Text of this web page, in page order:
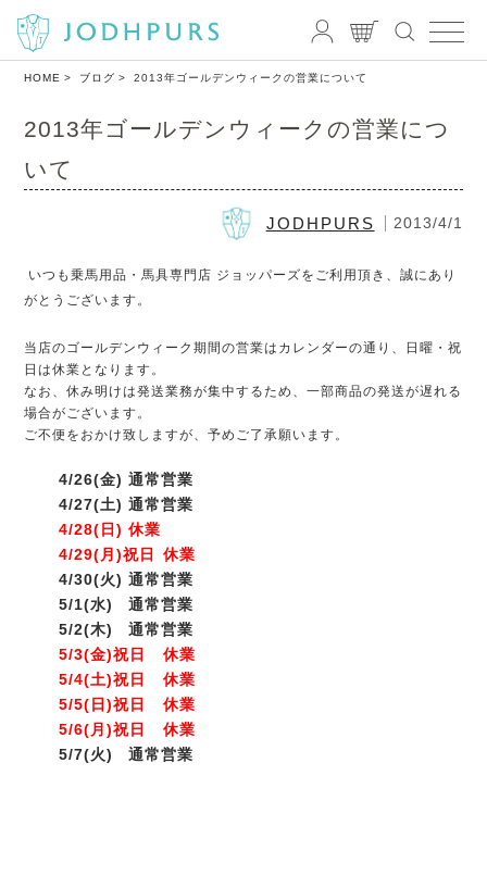
HOME ブログ 2013年ゴールデンウィークの営業について
2013年ゴールデンウィークの営業につ
いて
JODHPURS 2013/4/1
いつも乗馬用品・馬具専門店 ジョッパーズをご利用頂き、誠にあり
がとうございます。
当店のゴールデンウィーク期間の営業はカレンダーの通り、日曜・祝
日は休業となります。
なお、休み明けは発送業務が集中するため、一部商品の発送が遅れる
場合がございます。
ご不便をおかけ致しますが、予めご了承願います。
4/26(金) 通常営業
4/27(土) 通常営業
4/28(日) 休業
4/29(月)祝日
休業
4/30(火) 通常営業
5/1(水)
通常営業
5/2(木)
通常営業
5/3(金)祝日
休業
5/4(土)祝日
休業
5/5(日)祝日
休業
5/6(月)祝日
休業
5/7(火)
通常営業